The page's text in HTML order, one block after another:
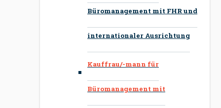
Büromanagement mit FHR und
internationaler Ausrichtung
Kauffrau/-mann für
Büromanagement mit